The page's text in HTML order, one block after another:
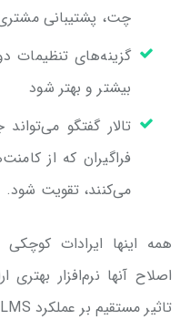
چت، پشتیبانی
گزینه‌های تنظیمات
بیشتر و بهتر شود
تالار گفتگو
فراگیران که از
می‌کنند، تقویت شود.
همه اینها ایرادات
اصلاح آنها نرم‌افزار
تاثیر مستقیم بر عملکرد TalentLMS ندارند.